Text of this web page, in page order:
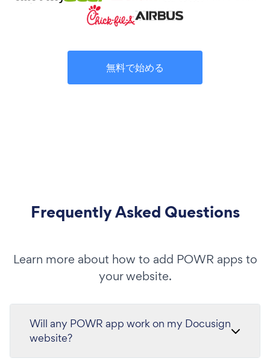
無料で始める
Frequently Asked Questions
Learn more about how to add POWR apps to
your website.
Will any POWR app work on my Docusign
website?